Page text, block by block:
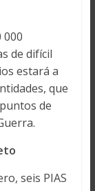
000
de difícil
estará a
que
de
seis PIAS